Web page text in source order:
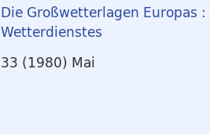
Die Großwetterlagen Europas
Wetterdienstes
33 (1980) Mai